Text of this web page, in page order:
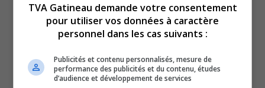
finalisait le travail. Donc, pas d’impact majeur pour les
élèves et le personnel, mais toute une gestion pour le
« Est-ce qu’un nouveau système de chauffage aurait fait
une différence? Bien entendu. Ceci étant dit, il y a
TVA Gatineau demande votre consentement
pour utiliser vos données à caractère
personnel dans les cas suivants :
Publicités et contenu personnalisés, mesure de
performance des publicités et du contenu, études
d’audience et développement de services